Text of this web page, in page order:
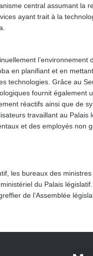
central assumant la
ayant trait à la
l’environnement
en planifiant et en
technologies. Grâce au
fournit également
réactifs ainsi que de
travaillant au Palais
et des employés non
les bureaux des
du Palais
de l’Assemblée